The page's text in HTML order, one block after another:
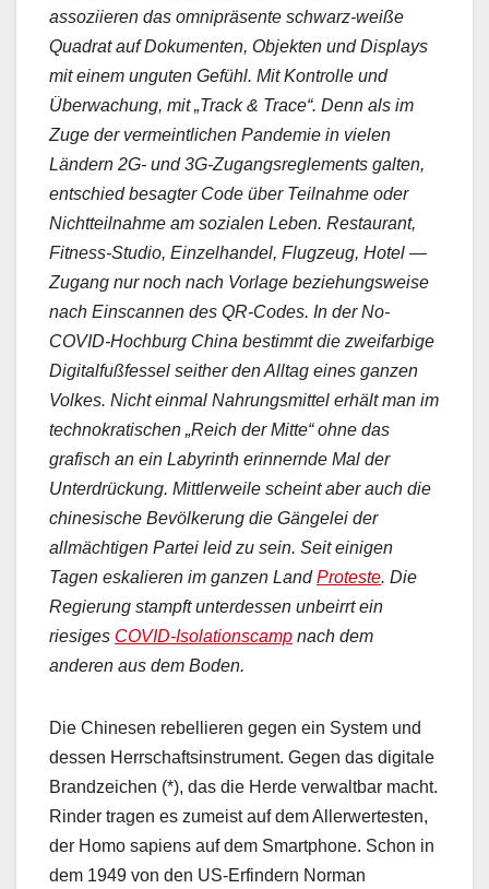
assoziieren das omnipräsente schwarz-weiße
Quadrat auf Dokumenten, Objekten und Displays
mit einem unguten Gefühl. Mit Kontrolle und
Überwachung, mit „Track & Trace“. Denn als im
Zuge der vermeintlichen Pandemie in vielen
Ländern 2G- und 3G-Zugangsreglements galten,
entschied besagter Code über Teilnahme oder
Nichtteilnahme am sozialen Leben. Restaurant,
Fitness-Studio, Einzelhandel, Flugzeug, Hotel —
Zugang nur noch nach Vorlage beziehungsweise
nach Einscannen des QR-Codes. In der No-
COVID-Hochburg China bestimmt die zweifarbige
Digitalfußfessel seither den Alltag eines ganzen
Volkes. Nicht einmal Nahrungsmittel erhält man im
technokratischen „Reich der Mitte“ ohne das
grafisch an ein Labyrinth erinnernde Mal der
Unterdrückung. Mittlerweile scheint aber auch die
chinesische Bevölkerung die Gängelei der
allmächtigen Partei leid zu sein. Seit einigen
Tagen eskalieren im ganzen LandProteste. Die
Regierung stampft unterdessen unbeirrt ein
riesiges COVID-Isolationscamp nach dem
anderen aus dem Boden.
Die Chinesen rebellieren gegen ein System und
dessen Herrschaftsinstrument. Gegen das digitale
Brandzeichen (*), das die Herde verwaltbar macht.
Rinder tragen es zumeist auf dem Allerwertesten,
der Homo sapiens auf dem Smartphone. Schon in
dem 1949 von den US-Erfindern Norman